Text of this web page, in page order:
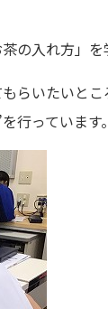
の入れ方」を
らいたいと
行っています。